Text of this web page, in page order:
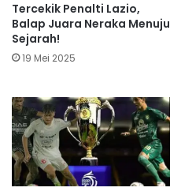
Tercekik Penalti Lazio,
Balap Juara Neraka Menuju
Sejarah!
19 Mei 2025